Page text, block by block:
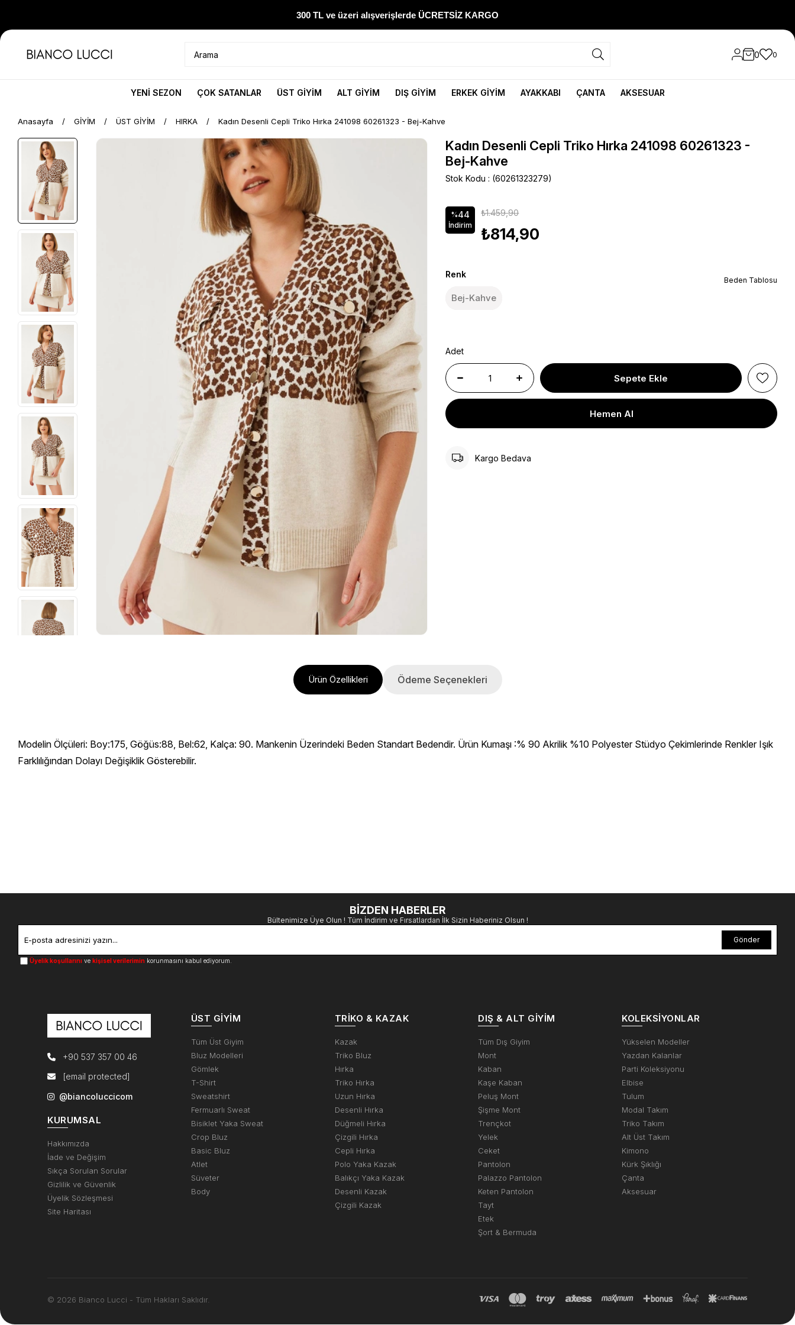
300 TL ve üzeri alışverişlerde ÜCRETSİZ KARGO
0 0
YENİ SEZON ÇOK SATANLAR ÜST GİYİM ALT GİYİM DIŞ GİYİM ERKEK GİYİM AYAKKABI ÇANTA AKSESUAR
Anasayfa GİYİM ÜST GİYİM HIRKA Kadın Desenli Cepli Triko Hırka 241098 60261323 - Bej-Kahve
Kadın Desenli Cepli Triko Hırka 241098 60261323 -
Bej-Kahve
Stok Kodu (60261323279)
%44
İndirim
₺1.459,90
₺814,90
Renk
Bej-Kahve
Beden Tablosu
Adet
Kargo Bedava
Ürün Özellikleri Ödeme Seçenekleri
Modelin Ölçüleri: Boy:175, Göğüs:88, Bel:62, Kalça: 90. Mankenin Üzerindeki Beden Standart Bedendir. Ürün Kumaşı :% 90 Akrilik %10 Polyester Stüdyo Çekimlerinde Renkler Işık
Farklılığından Dolayı Değişiklik Gösterebilir.
BİZDEN HABERLER
Bültenimize Üye Olun ! Tüm İndirim ve Fırsatlardan İlk Sizin Haberiniz Olsun !
Gönder
Üyelik koşullarını ve kişisel verilerimin korunmasını kabul ediyorum.
+90 537 357 00 46
[email protected]
@biancoluccicom
KURUMSAL
Hakkımızda
İade ve Değişim
Sıkça Sorulan Sorular
Gizlilik ve Güvenlik
Üyelik Sözleşmesi
Site Haritası
ÜST GIYIM
Tüm Üst Giyim
Bluz Modelleri
Gömlek
T-Shirt
Sweatshirt
Fermuarlı Sweat
Bisiklet Yaka Sweat
Crop Bluz
Basic Bluz
Atlet
Süveter
Body
TRIKO & KAZAK
Kazak
Triko Bluz
Hırka
Triko Hırka
Uzun Hırka
Desenli Hırka
Düğmeli Hırka
Çizgili Hırka
Cepli Hırka
Polo Yaka Kazak
Balıkçı Yaka Kazak
Desenli Kazak
Çizgili Kazak
DIŞ & ALT GIYIM
Tüm Dış Giyim
Mont
Kaban
Kaşe Kaban
Peluş Mont
Şişme Mont
Trençkot
Yelek
Ceket
Pantolon
Palazzo Pantolon
Keten Pantolon
Tayt
Etek
Şort & Bermuda
KOLEKSIYONLAR
Yükselen Modeller
Yazdan Kalanlar
Parti Koleksiyonu
Elbise
Tulum
Modal Takım
Triko Takım
Alt Üst Takım
Kimono
Kürk Şıklığı
Çanta
Aksesuar
© 2026 Bianco Lucci - Tüm Hakları Saklıdır.